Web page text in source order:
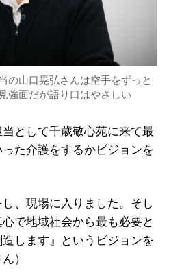
の山口晃弘さんは空手をずっと
強面だが語り口はやさしい
として千歳敬心苑に来て最
た介護をするかビジョンを
し、現場に入りました。そし
で地域社会から最も必要と
します』というビジョンを
）